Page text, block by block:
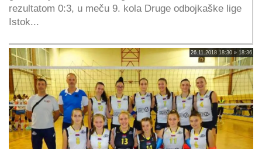
rezultatom 0:3, u meču 9. kola Druge odbojkaške lige
Istok...
26.11.2018 18:30 » 18:36